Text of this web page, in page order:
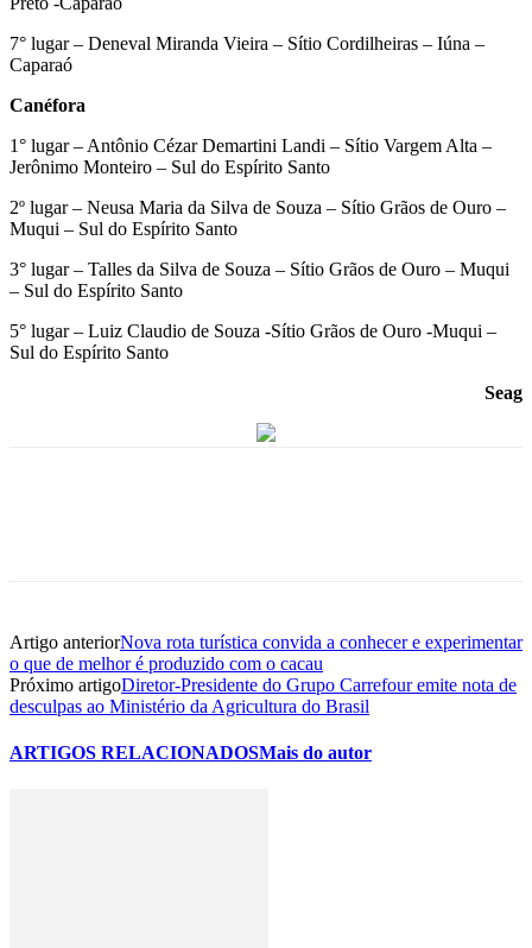
7° lugar – Deneval Miranda Vieira – Sítio Cordilheiras – Iúna –
Caparaó
Canéfora
1° lugar – Antônio Cézar Demartini Landi – Sítio Vargem Alta –
Jerônimo Monteiro – Sul do Espírito Santo
2º lugar – Neusa Maria da Silva de Souza – Sítio Grãos de Ouro –
Muqui – Sul do Espírito Santo
3° lugar – Talles da Silva de Souza – Sítio Grãos de Ouro – Muqui
– Sul do Espírito Santo
5° lugar – Luiz Claudio de Souza -Sítio Grãos de Ouro -Muqui –
Sul do Espírito Santo
Seag
Artigo anteriorNova rota turística convida a conhecer e experimentar
o que de melhor é produzido com o cacau
Próximo artigoDiretor-Presidente do Grupo Carrefour emite nota de
desculpas ao Ministério da Agricultura do Brasil
ARTIGOS RELACIONADOSMais do autor